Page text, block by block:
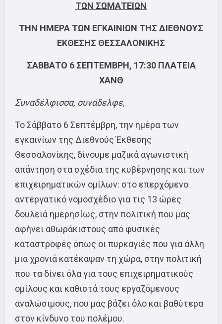
ΤΩΝ ΣΩΜΑΤΕΙΩΝ
ΤΗΝ ΗΜΕΡΑ ΤΩΝ ΕΓΚΑΙΝΙΩΝ ΤΗΣ ΔΙΕΘΝΟΥΣ
ΕΚΘΕΣΗΣ ΘΕΣΣΑΛΟΝΙΚΗΣ
ΣΑΒΒΑΤΟ 6 ΣΕΠΤΕΜΒΡΗ, 17:30 ΠΛΑΤΕΙΑ
ΧΑΝΘ
Συναδέλφισσα, συνάδελφε,
Το Σάββατο 6 Σεπτέμβρη, την ημέρα των
εγκαινίων της Διεθνούς Έκθεσης
Θεσσαλονίκης, δίνουμε μαζικά αγωνιστική
απάντηση στα σχέδια της κυβέρνησης και των
επιχειρηματικών ομίλων: στο επερχόμενο
αντεργατικό νομοσχέδιο για τις 13 ώρες
δουλειά ημερησίως, στην πολιτική που μας
αφήνει αθωράκιστους από φυσικές
καταστροφές όπως οι πυρκαγιές που για άλλη
μια χρονιά κατέκαψαν τη χώρα, στην πολιτική
που τα δίνει όλα για τους επιχειρηματικούς
ομίλους και καθιστά τους εργαζόμενους
αναλώσιμους, που μας βάζει όλο και βαθύτερα
στον κίνδυνο του πολέμου.